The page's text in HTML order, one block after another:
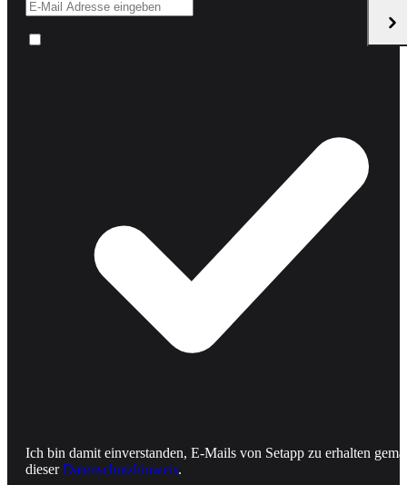
Ich bin damit einverstanden, E-Mails von Setapp zu erhalten
dieser Datenschutzhinweis.